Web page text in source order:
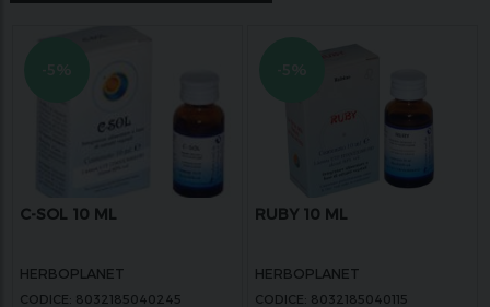
C-SOL 10 ML
HERBOPLANET
CODICE: 8032185040245
RUBY 10 ML
HERBOPLANET
CODICE: 8032185040115